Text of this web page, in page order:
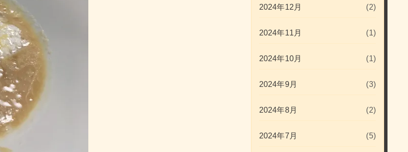
2024年12月 (2)
2024年11月 (1)
2024年10月 (1)
2024年9月 (3)
2024年8月 (2)
2024年7月 (5)